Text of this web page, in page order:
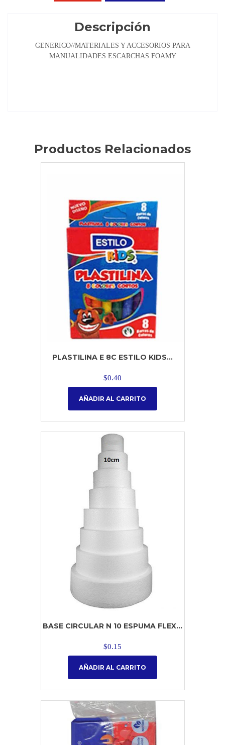
Descripción
GENERICO//MATERIALES Y ACCESORIOS PARA
MANUALIDADES ESCARCHAS FOAMY
Productos Relacionados
PLASTILINA E 8C ESTILO KIDS...
$0.40
AÑADIR AL CARRITO
BASE CIRCULAR N 10 ESPUMA FLEX...
$0.15
AÑADIR AL CARRITO